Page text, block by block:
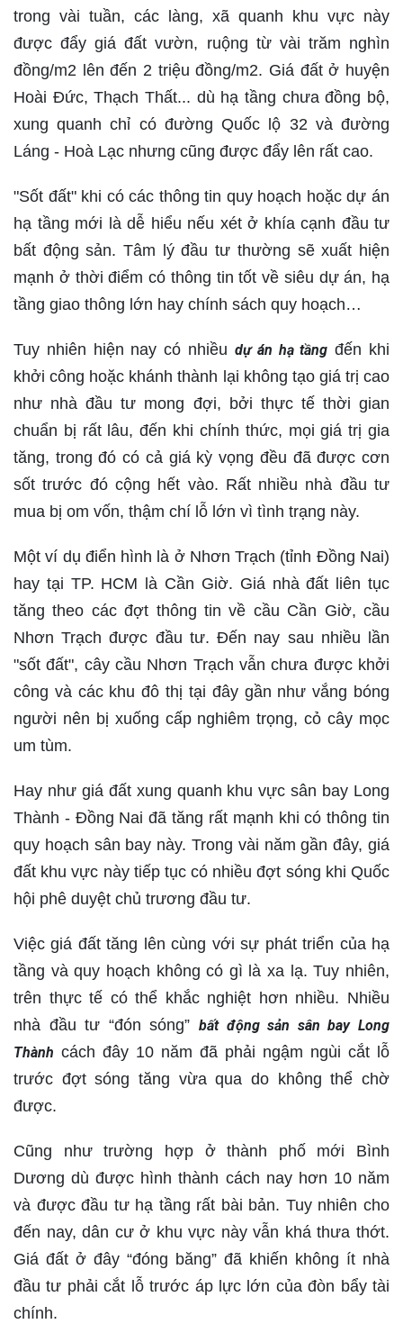
trong vài tuần, các làng, xã quanh khu vực này
được đẩy giá đất vườn, ruộng từ vài trăm nghìn
đồng/m2 lên đến 2 triệu đồng/m2. Giá đất ở huyện
Hoài Đức, Thạch Thất... dù hạ tầng chưa đồng bộ,
xung quanh chỉ có đường Quốc lộ 32 và đường
Láng - Hoà Lạc nhưng cũng được đẩy lên rất cao.
"Sốt đất" khi có các thông tin quy hoạch hoặc dự án
hạ tầng mới là dễ hiểu nếu xét ở khía cạnh đầu tư
bất động sản. Tâm lý đầu tư thường sẽ xuất hiện
mạnh ở thời điểm có thông tin tốt về siêu dự án, hạ
tầng giao thông lớn hay chính sách quy hoạch…
Tuy nhiên hiện nay có nhiều dự án hạ tầng đến khi
khởi công hoặc khánh thành lại không tạo giá trị cao
như nhà đầu tư mong đợi, bởi thực tế thời gian
chuẩn bị rất lâu, đến khi chính thức, mọi giá trị gia
tăng, trong đó có cả giá kỳ vọng đều đã được cơn
sốt trước đó cộng hết vào. Rất nhiều nhà đầu tư
mua bị om vốn, thậm chí lỗ lớn vì tình trạng này.
Một ví dụ điển hình là ở Nhơn Trạch (tỉnh Đồng Nai)
hay tại TP. HCM là Cần Giờ. Giá nhà đất liên tục
tăng theo các đợt thông tin về cầu Cần Giờ, cầu
Nhơn Trạch được đầu tư. Đến nay sau nhiều lần
"sốt đất", cây cầu Nhơn Trạch vẫn chưa được khởi
công và các khu đô thị tại đây gần như vắng bóng
người nên bị xuống cấp nghiêm trọng, cỏ cây mọc
um tùm.
Hay như giá đất xung quanh khu vực sân bay Long
Thành - Đồng Nai đã tăng rất mạnh khi có thông tin
quy hoạch sân bay này. Trong vài năm gần đây, giá
đất khu vực này tiếp tục có nhiều đợt sóng khi Quốc
hội phê duyệt chủ trương đầu tư.
Việc giá đất tăng lên cùng với sự phát triển của hạ
tầng và quy hoạch không có gì là xa lạ. Tuy nhiên,
trên thực tế có thể khắc nghiệt hơn nhiều. Nhiều
nhà đầu tư “đón sóng” bất động sản sân bay Long
Thành cách đây 10 năm đã phải ngậm ngùi cắt lỗ
trước đợt sóng tăng vừa qua do không thể chờ
được.
Cũng như trường hợp ở thành phố mới Bình
Dương dù được hình thành cách nay hơn 10 năm
và được đầu tư hạ tầng rất bài bản. Tuy nhiên cho
đến nay, dân cư ở khu vực này vẫn khá thưa thớt.
Giá đất ở đây “đóng băng” đã khiến không ít nhà
đầu tư phải cắt lỗ trước áp lực lớn của đòn bẩy tài
chính.